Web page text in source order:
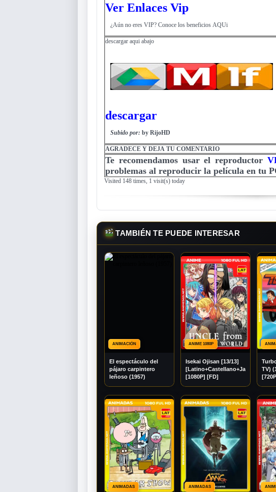
Ver Enlaces Vip
¿Aún no eres VIP? Conoce los beneficios AQUi
descargar aqui abajo
descargar
Subido por: by RijoHD
AGRADECE Y DEJA TU COMENTARIO
Te recomendamos usar el reproductor
problemas al reproducir la película en tu
Visited 148 times, 1 visit(s) today
TAMBIÉN TE PUEDE INTERESAR
ANIMACIÓN
El espectáculo del
pájaro carpintero
leñoso (1957)
ANIME 1080P
Isekai Ojisan [13/13]
[Latino+Castellano+Japonés]
[1080P] [FD]
TV)
ANIMADAS ANIMADAS